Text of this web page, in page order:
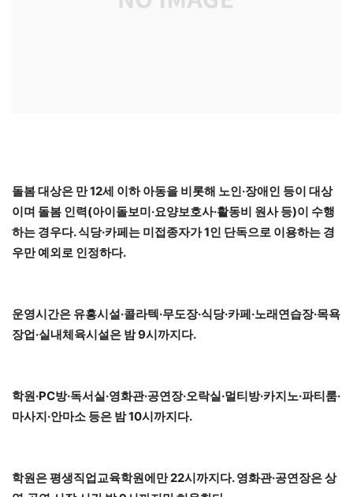
돌봄 대상은 만 12세 이하 아동을 비롯해 노인·장애인 등이 대상
이며 돌봄 인력(아이돌보미·요양보호사·활동비 원사 등)이 수행
하는 경우다. 식당·카페는 미접종자가 1인 단독으로 이용하는 경
우만 예외로 인정하다.
운영시간은 유흥시설·콜라텍·무도장·식당·카페·노래연습장·목욕
장업·실내체육시설은 밤 9시까지다.
학원·PC방·독서실·영화관·공연장·오락실·멀티방·카지노·파티룸·
마사지·안마소 등은 밤 10시까지다.
학원은 평생직업교육학원에만 22시까지다. 영화관·공연장은 상